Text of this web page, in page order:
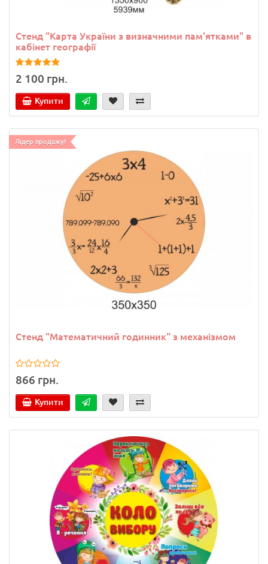
Стенд "Карта України з визначними пам'ятками" в
кабінет географії
2 100 грн.
Купити
Лідер продажу!
Стенд "Математичний годинник" з механізмом
866 грн.
Купити